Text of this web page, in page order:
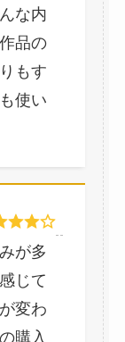
な内
品の
もす
使い
が多
じて
変わ
購入